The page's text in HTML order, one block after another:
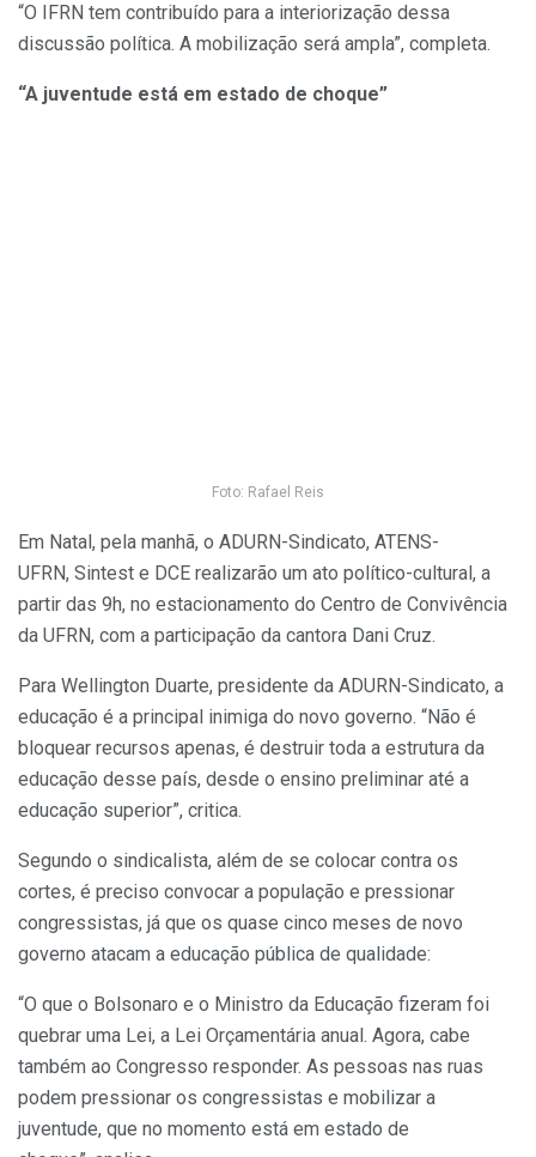
“O IFRN tem contribuído para a interiorização dessa
discussão política. A mobilização será ampla”, completa.
“A juventude está em estado de choque”
Foto: Rafael Reis
Em Natal, pela manhã, o ADURN-Sindicato, ATENS-
UFRN, Sintest e DCE realizarão um ato político-cultural, a
partir das 9h, no estacionamento do Centro de Convivência
da UFRN, com a participação da cantora Dani Cruz.
Para Wellington Duarte, presidente da ADURN-Sindicato, a
educação é a principal inimiga do novo governo. “Não é
bloquear recursos apenas, é destruir toda a estrutura da
educação desse país, desde o ensino preliminar até a
educação superior”, critica.
Segundo o sindicalista, além de se colocar contra os
cortes, é preciso convocar a população e pressionar
congressistas, já que os quase cinco meses de novo
governo atacam a educação pública de qualidade:
“O que o Bolsonaro e o Ministro da Educação fizeram foi
quebrar uma Lei, a Lei Orçamentária anual. Agora, cabe
também ao Congresso responder. As pessoas nas ruas
podem pressionar os congressistas e mobilizar a
juventude, que no momento está em estado de